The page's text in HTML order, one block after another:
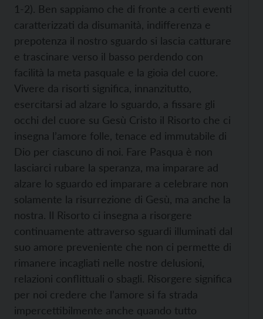
1-2). Ben sappiamo che di fronte a certi eventi
caratterizzati da disumanità, indifferenza e
prepotenza il nostro sguardo si lascia catturare
e trascinare verso il basso perdendo con
facilità la meta pasquale e la gioia del cuore.
Vivere da risorti significa, innanzitutto,
esercitarsi ad alzare lo sguardo, a fissare gli
occhi del cuore su Gesù Cristo il Risorto che ci
insegna l’amore folle, tenace ed immutabile di
Dio per ciascuno di noi. Fare Pasqua è non
lasciarci rubare la speranza, ma imparare ad
alzare lo sguardo ed imparare a celebrare non
solamente la risurrezione di Gesù, ma anche la
nostra. Il Risorto ci insegna a risorgere
continuamente attraverso sguardi illuminati dal
suo amore preveniente che non ci permette di
rimanere incagliati nelle nostre delusioni,
relazioni conflittuali o sbagli. Risorgere significa
per noi credere che l’amore si fa strada
impercettibilmente anche quando tutto